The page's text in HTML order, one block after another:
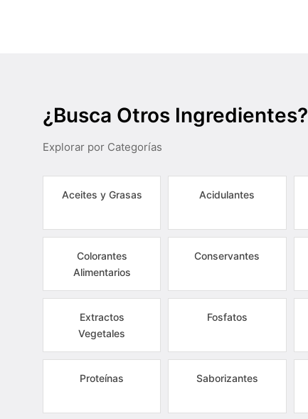
¿Busca Otros Ingredientes?
Explorar por Categorías
Aceites y Grasas Acidulantes
Colorantes
Alimentarios
Conservantes
Extractos
Vegetales
Fosfatos
Proteínas Saborizantes